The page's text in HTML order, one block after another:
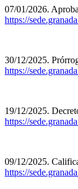
07/01/2026.
https://
30/12/2025.
https://
19/12/2025.
https://
09/12/2025.
https://